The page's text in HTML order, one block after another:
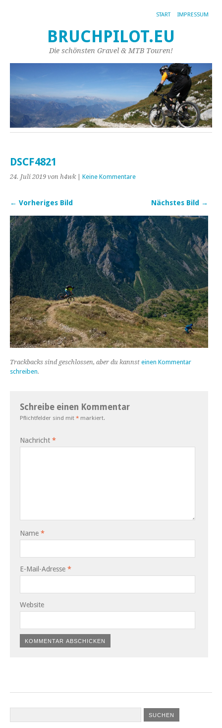
START IMPRESSUM
BRUCHPILOT.EU
Die schönsten Gravel & MTB Touren!
DSCF4821
24. Juli 2019 von h4wk| Keine Kommentare
← Vorheriges Bild Nächstes Bild →
Trackbacks sind geschlossen, aber du kannst einen Kommentar
schreiben.
Schreibe einen Kommentar
Pflichtfelder sind mit * markiert.
Nachricht *
Name *
E-Mail-Adresse *
Website